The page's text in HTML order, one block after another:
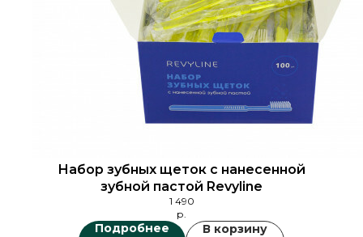
Набор зубных щеток с нанесенной
зубной пастой Revyline
1 490
р.
Подробнее В корзину